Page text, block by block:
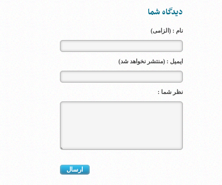
دیدگاه شما
نام : (الزامی)
ایمیل : (منتشر نخواهد شد)
نظر شما :